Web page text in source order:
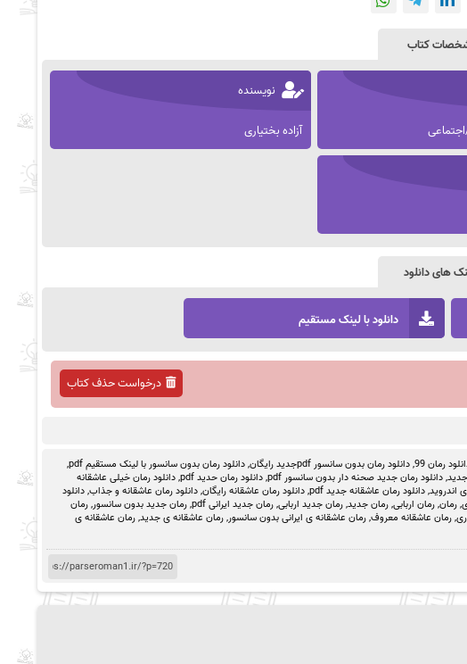
کتاب
نویسنده
آزاده بختیاری
های دانلود
دانلود با لینک مستقیم
درخواست حذف کتاب
رمان 99 ,دانلود رمان بدون سانسور pdfجدید رایگان ,دانلود رمان بدون سانسور با لینک مستقیم pdf
,
,دانلود رمان جدید صحنه دار بدون سانسور pdf ,دانلود رمان حدید pdf ,دانلود رمان خیلی عاشقانه
اندروید,دانلود رمان عاشقانه جدید pdf ,دانلود رمان عاشقانه رایگان,دانلود رمان عاشقانه و جذاب,دانلود
,رمان,رمان اربابی,رمان جدید,رمان جدید اربابی,رمان جدید ایرانی pdf ,رمان جدید بدون سانسور,رمان
,رمان عاشقانه معروف,رمان عاشقانه ی ایرانی بدون سانسور,رمان عاشقانه ی جدید,رمان عاشقانه ی